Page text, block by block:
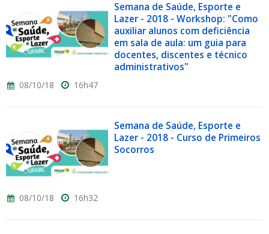
Semana de Saúde, Esporte e
Lazer - 2018 - Workshop: "Como
auxiliar alunos com deficiência
em sala de aula: um guia para
docentes, discentes e técnico
administrativos"
08/10/18 16h47
Semana de Saúde, Esporte e
Lazer - 2018 - Curso de Primeiros
Socorros
08/10/18 16h32